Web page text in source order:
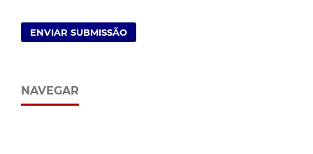
ENVIAR SUBMISSÃO
NAVEGAR